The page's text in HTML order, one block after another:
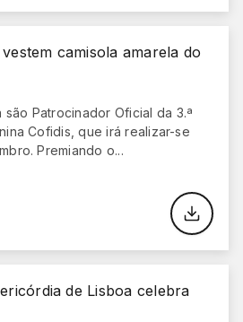
camisola amarela do
são Patrocinador Oficial da 3.ª
Cofidis, que irá realizar-se
Premiando o...
de Lisboa celebra